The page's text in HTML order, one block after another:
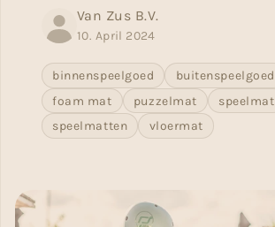
Van Zus B.V.
10. April 2024
binnenspeelgoed buitenspeelgoed
foam mat
puzzelmat
speelmat
speelmatten
vloermat